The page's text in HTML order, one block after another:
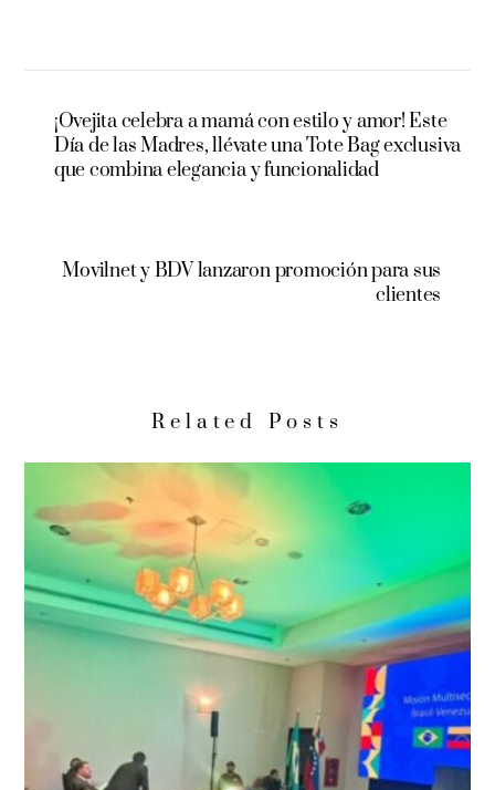
¡Ovejita celebra a mamá con estilo y amor! Este
Día de las Madres, llévate una Tote Bag exclusiva
que combina elegancia y funcionalidad
Movilnet y BDV lanzaron promoción para sus
clientes
Related Posts